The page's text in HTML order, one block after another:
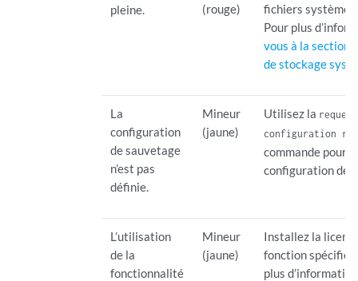
pleine.
(rouge)
fichiers système
Pour plus
vous à la section
de stockage
La
configuration
de sauvetage
n’est pas
définie.
Mineur
(jaune)
Utilisez la
configuration
commande pour
configuration de
L’utilisation
de la
fonctionnalité
Mineur
(jaune)
Installez la
fonction spécifiée
plus